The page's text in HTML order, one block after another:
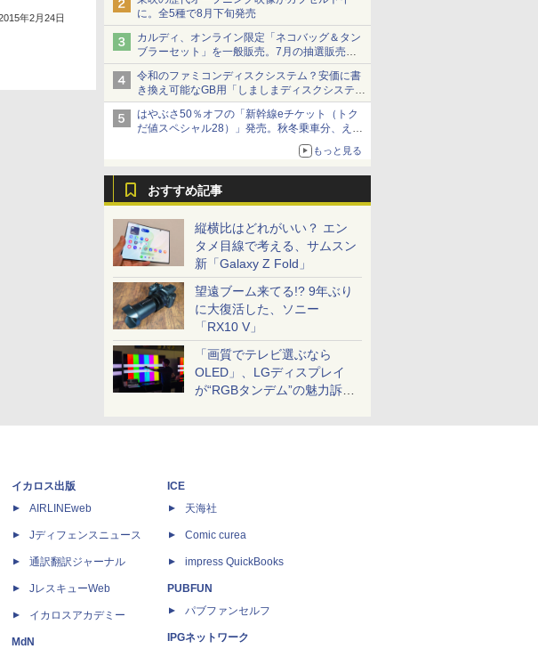
に。全5種で8月下旬発売
カルディ、オンライン限定「ネコバッグ＆タン
ブラーセット」を一般販売。7月の抽選販売の
当選無効分
令和のファミコンディスクシステム？安価に書
き換え可能なGB用「しましまディスクシステ
ム」
はやぶさ50％オフの「新幹線eチケット（トク
だ値スペシャル28）」発売。秋冬乗車分、えき
もっと見る
おすすめ記事
縦横比はどれがいい？ エン
タメ目線で考える、サムスン
新「Galaxy Z Fold」
望遠ブーム来てる!? 9年ぶり
に大復活した、ソニー
「RX10 V」
「画質でテレビ選ぶなら
OLED」、LGディスプレイ
が“RGBタンデム”の魅力訴
年2月24日
イカロス出版
AIRLINEweb
Jディフェンスニュース
通訳翻訳ジャーナル
JレスキューWeb
イカロスアカデミー
MdN
ICE
天海社
Comic curea
impress QuickBooks
PUBFUN
パブファンセルフ
IPGネットワーク